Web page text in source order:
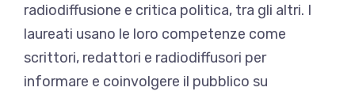
radiodiffusione e critica politica, tra gli altri. I
laureati usano le loro competenze come
scrittori, redattori e radiodiffusori per
informare e coinvolgere il pubblico su